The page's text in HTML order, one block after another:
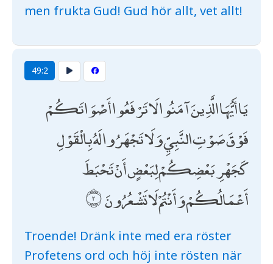
men frukta Gud! Gud hör allt, vet allt!
49:2
يَا أَيُّهَا الَّذِينَ آمَنُوا لَا تَرْفَعُوا أَصْوَاتَكُمْ
فَوْقَ صَوْتِ النَّبِيِّ وَلَا تَجْهَرُوا لَهُ بِالْقَوْلِ
كَجَهْرِ بَعْضِكُمْ لِبَعْضٍ أَنْ تَحْبَطَ
أَعْمَالُكُمْ وَأَنْتُمْ لَا تَشْعُرُونَ
Troende! Dränk inte med era röster
Profetens ord och höj inte rösten när